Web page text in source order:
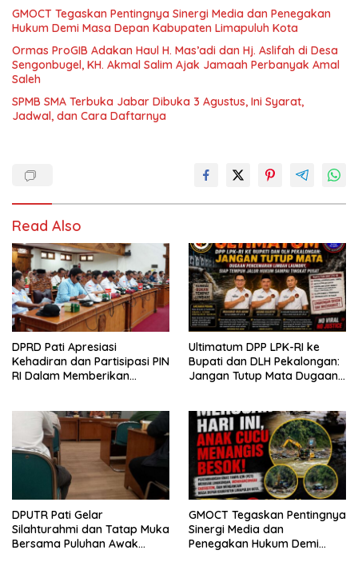
GMOCT Tegaskan Pentingnya Sinergi Media dan Penegakan
Hukum Demi Masa Depan Kabupaten Limapuluh Kota
Ormas ProGIB Adakan Haul H. Mas’adi dan Hj. Aslifah di Desa
Sengonbugel, KH. Akmal Salim Ajak Jamaah Perbanyak Amal
Saleh
SPMB SMA Terbuka Jabar Dibuka 3 Agustus, Ini Syarat,
Jadwal, dan Cara Daftarnya
Read Also
DPRD Pati Apresiasi
Kehadiran dan Partisipasi PIN
RI Dalam Memberikan
Ultimatum DPP LPK-RI ke
Bupati dan DLH Pekalongan:
Jangan Tutup Mata Dugaan
Hukum Sampai Tingkat Pusat
DPUTR Pati Gelar
Silahturahmi dan Tatap Muka
Bersama Puluhan Awak
GMOCT Tegaskan Pentingnya
Sinergi Media dan
Penegakan Hukum Demi